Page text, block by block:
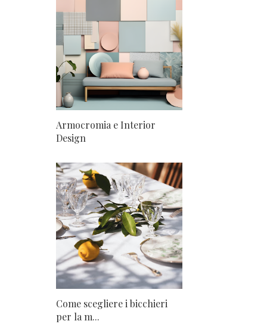
Armocromia e Interior
Design
Come scegliere i bicchieri
per la m...